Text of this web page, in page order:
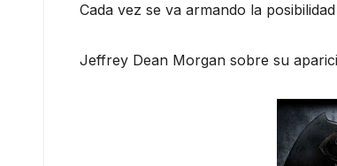
Cada vez se va armando la
Jeffrey Dean Morgan sobre su